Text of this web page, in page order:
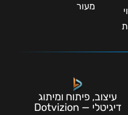
מעור
עיצוב, פיתוח ומיתוג
דיגיטלי — Dotvizion